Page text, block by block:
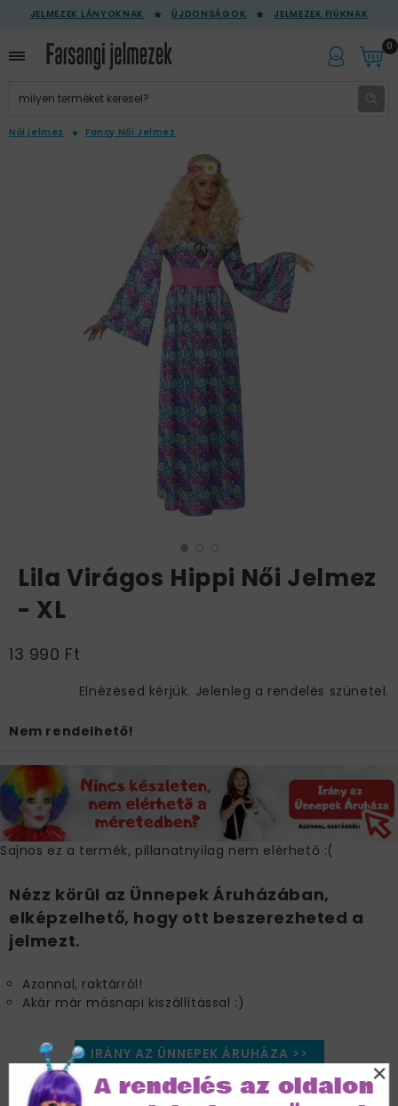
JELMEZEK LÁNYOKNAK ÚJDONSÁGOK JELMEZEK FIÚKNAK
0
Női jelmez Fancy Női Jelmez
Lila Virágos Hippi Női Jelmez
- XL
13 990 Ft
Elnézésed kérjük. Jelenleg a rendelés szünetel.
Nem rendelhető!
Sajnos ez a termék, pillanatnyilag nem elérhető :(
Nézz körül az Ünnepek Áruházában,
elképzelhető, hogy ott beszerezheted a
jelmezt.
Azonnal, raktárról!
Akár már másnapi kiszállítással :)
IRÁNY AZ ÜNNEPEK ÁRUHÁZA >>
A rendelés az oldalon×